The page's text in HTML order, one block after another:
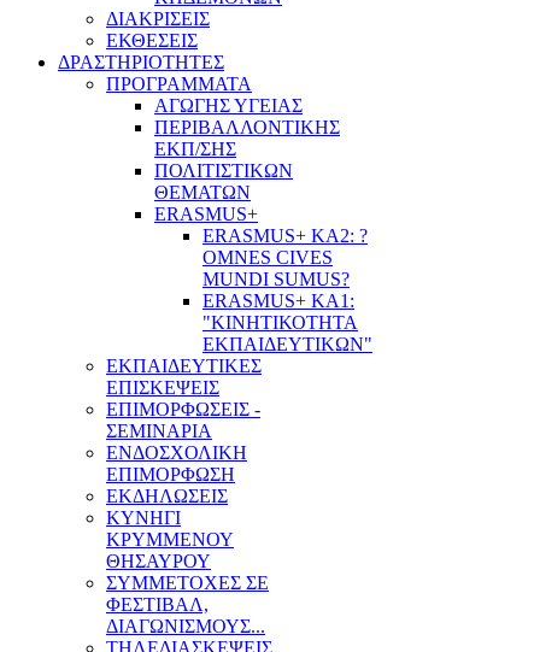
ΔΙΑΚΡΙΣΕΙΣ
ΕΚΘΕΣΕΙΣ
ΔΡΑΣΤΗΡΙΟΤΗΤΕΣ
ΠΡΟΓΡΑΜΜΑΤΑ
ΑΓΩΓΗΣ ΥΓΕΙΑΣ
ΠΕΡΙΒΑΛΛΟΝΤΙΚΗΣ
ΕΚΠ/ΣΗΣ
ΠΟΛΙΤΙΣΤΙΚΩΝ
ΘΕΜΑΤΩΝ
ERASMUS+
ERASMUS+ KA2: ?
OMNES CIVES
MUNDI SUMUS?
ERASMUS+ KA1:
"ΚΙΝΗΤΙΚΟΤΗΤΑ
ΕΚΠΑΙΔΕΥΤΙΚΩΝ"
ΕΚΠΑΙΔΕΥΤΙΚΕΣ
ΕΠΙΣΚΕΨΕΙΣ
ΕΠΙΜΟΡΦΩΣΕΙΣ -
ΣΕΜΙΝΑΡΙΑ
ΕΝΔΟΣΧΟΛΙΚΗ
ΕΠΙΜΟΡΦΩΣΗ
ΕΚΔΗΛΩΣΕΙΣ
ΚΥΝΗΓΙ
ΚΡΥΜΜΕΝΟΥ
ΘΗΣΑΥΡΟΥ
ΣΥΜΜΕΤΟΧΕΣ ΣΕ
ΦΕΣΤΙΒΑΛ,
ΔΙΑΓΩΝΙΣΜΟΥΣ...
ΤΗΛΕΔΙΑΣΚΕΨΕΙΣ